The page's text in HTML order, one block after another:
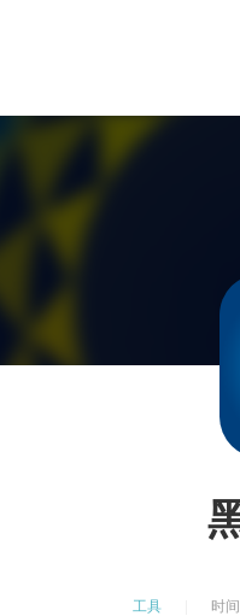
工具 时